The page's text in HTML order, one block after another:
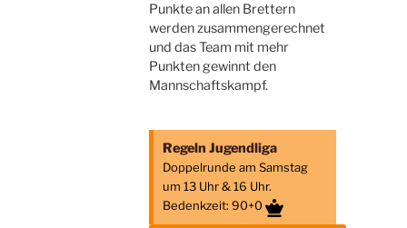
Punkte an allen Brettern
werden zusammengerechnet
und das Team mit mehr
Punkten gewinnt den
Mannschaftskampf.
Regeln Jugendliga
Doppelrunde am Samstag
um 13 Uhr & 16 Uhr.
Bedenkzeit: 90+0